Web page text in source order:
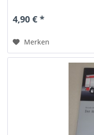
4,90 € *
Merken